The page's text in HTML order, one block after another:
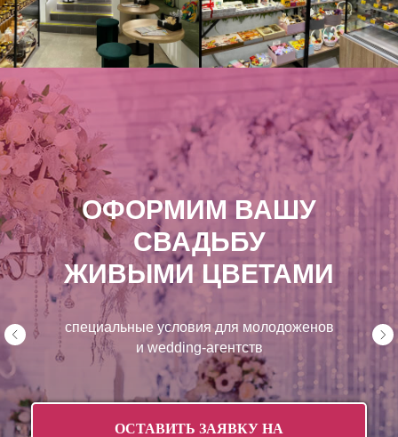
ОФОРМИМ ВАШУ
СВАДЬБУ
ЖИВЫМИ ЦВЕТАМИ
специальные условия для молодоженов
и wedding-агентств
ОСТАВИТЬ ЗАЯВКУ НА